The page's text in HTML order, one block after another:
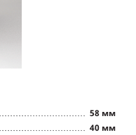
58 мм
40 мм